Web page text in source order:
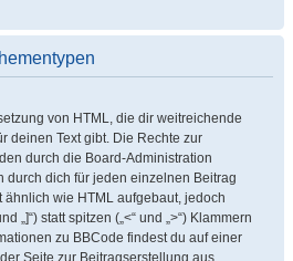
von HTML, die dir weitreichende
deinen Text gibt. Die Rechte zur
durch die Board-Administration
durch dich für jeden einzelnen Beitrag
wie HTML aufgebaut, jedoch
„]“) statt spitzen („<“ und „>“) Klammern
zu BBCode findest du auf einer
Seite zur Beitragserstellung aus